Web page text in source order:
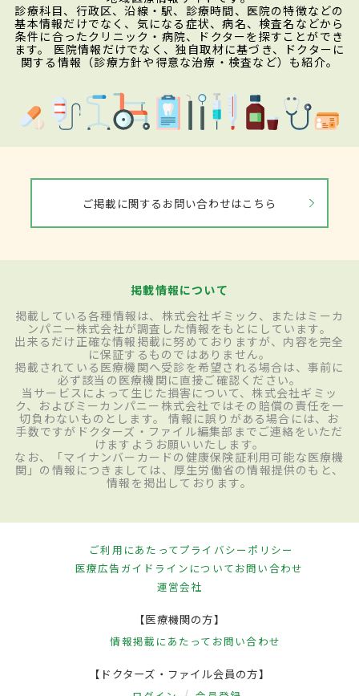
診療科目、行政区、沿線・駅、診療時間、医院の特徴などの
基本情報だけでなく、気になる症状、病名、検査名などから
条件に合ったクリニック・病院、ドクターを探すことができ
ます。 医院情報だけでなく、独自取材に基づき、ドクターに
関する情報（診療方針や得意な治療・検査など）も紹介。
ご掲載に関するお問い合わせはこちら
掲載情報について
掲載している各種情報は、株式会社ギミック、またはミーカ
ンパニー株式会社が調査した情報をもとにしています。
出来るだけ正確な情報掲載に努めておりますが、内容を完全
に保証するものではありません。
掲載されている医療機関へ受診を希望される場合は、事前に
必ず該当の医療機関に直接ご確認ください。
当サービスによって生じた損害について、株式会社ギミッ
ク、およびミーカンパニー株式会社ではその賠償の責任を一
切負わないものとします。 情報に誤りがある場合には、お
手数ですがドクターズ・ファイル編集部までご連絡をいただ
けますようお願いいたします。
なお、「マイナンバーカードの健康保険証利用可能な医療機
関」の情報につきましては、厚生労働省の情報提供のもと、
情報を掲出しております。
ご利用にあたってプライバシーポリシー
医療広告ガイドラインについてお問い合わせ
運営会社
【医療機関の方】
情報掲載にあたって お問い合わせ
【ドクターズ・ファイル会員の方】